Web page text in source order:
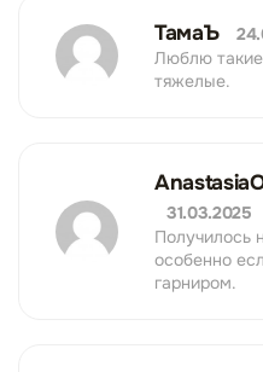
ТамаЪ
Люблю
тяжелые.
31.03.2025
Получилось
особенно
гарниром.